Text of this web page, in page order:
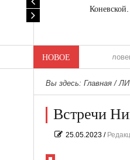
НОВОЕ
«Редакция одного человека»
Вы здесь: Главная/
Встречи
25.05.2023/